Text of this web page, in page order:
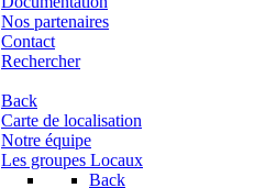
Nos partenaires
Contact
Rechercher
Back
Carte de localisation
Notre équipe
Les groupes Locaux
Back